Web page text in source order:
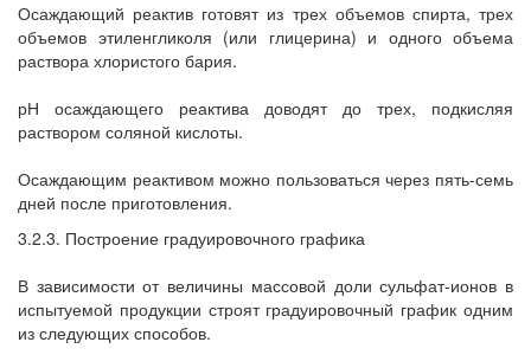
Осаждающий реактив готовят из трех объемов спирта, трех
объемов этиленгликоля (или глицерина) и одного объема
раствора хлористого бария.
рН осаждающего реактива доводят до трех, подкисляя
раствором соляной кислоты.
Осаждающим реактивом можно пользоваться через пять-семь
дней после приготовления.
3.2.3. Построение градуировочного графика
В зависимости от величины массовой доли сульфат-ионов в
испытуемой продукции строят градуировочный график одним
из следующих способов.